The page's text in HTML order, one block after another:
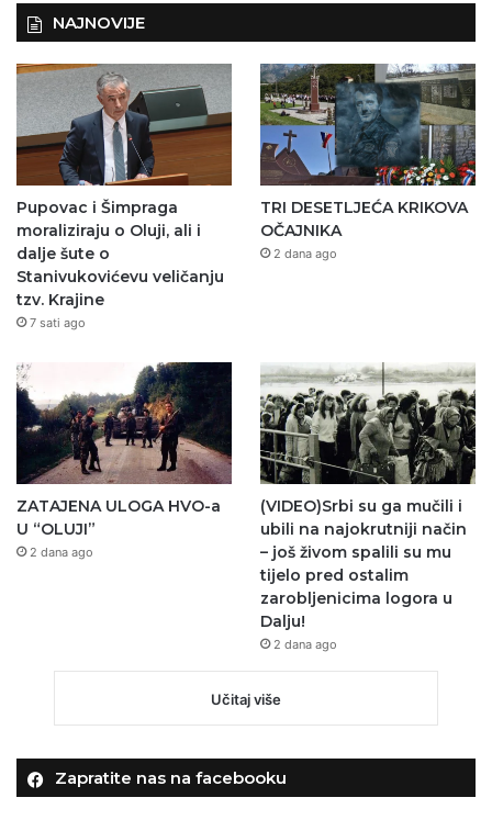
NAJNOVIJE
Pupovac i Šimpraga
moraliziraju o Oluji, ali i
dalje šute o
Stanivukovićevu veličanju
tzv. Krajine
7 sati ago
TRI DESETLJEĆA KRIKOVA
OČAJNIKA
2 dana ago
ZATAJENA ULOGA HVO-a
U “OLUJI”
2 dana ago
(VIDEO)Srbi su ga mučili i
ubili na najokrutniji način
– još živom spalili su mu
tijelo pred ostalim
zarobljenicima logora u
Dalju!
2 dana ago
Učitaj više
Zapratite nas na facebooku